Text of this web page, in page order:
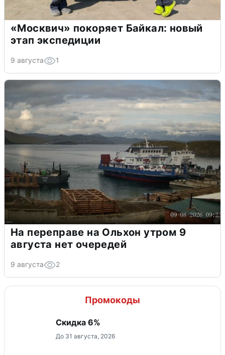
«Москвич» покоряет Байкал: новый
этап экспедиции
9 августа 1
На переправе на Ольхон утром 9
августа нет очередей
9 августа 2
Промокоды
Скидка 6%
До 31 августа, 2026